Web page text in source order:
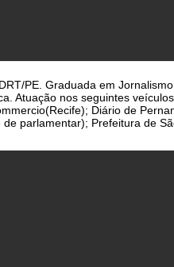
PE. Graduada em
Atuação nos seguintes
Diário de
parlamentar); Prefeitura de